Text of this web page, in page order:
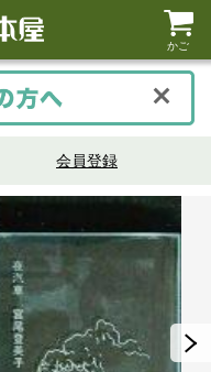
かご
会員登録